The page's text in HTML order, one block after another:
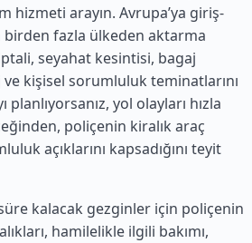
hizmeti arayın. Avrupa’ya giriş-
birden fazla ülkeden aktarma
seyahat kesintisi, bagaj
kişisel sorumluluk teminatlarını
yol olayları hızla
poliçenin kiralık araç
açıklarını kapsadığını teyit
kalacak gezginler için poliçenin
hamilelikle ilgili bakımı,